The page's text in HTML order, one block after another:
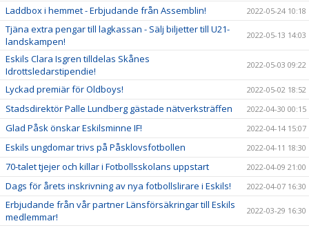
Laddbox i hemmet - Erbjudande från Assemblin! 2022-05-24 10:18
Tjäna extra pengar till lagkassan - Sälj biljetter till U21-
landskampen!
2022-05-13 14:03
Eskils Clara Isgren tilldelas Skånes
Idrottsledarstipendie!
2022-05-03 09:22
Lyckad premiär för Oldboys! 2022-05-02 18:52
Stadsdirektör Palle Lundberg gästade nätverksträffen 2022-04-30 00:15
Glad Påsk önskar Eskilsminne IF! 2022-04-14 15:07
Eskils ungdomar trivs på Påsklovsfotbollen 2022-04-11 18:30
70-talet tjejer och killar i Fotbollsskolans uppstart 2022-04-09 21:00
Dags för årets inskrivning av nya fotbollslirare i Eskils! 2022-04-07 16:30
Erbjudande från vår partner Länsförsäkringar till Eskils
medlemmar!
2022-03-29 16:30